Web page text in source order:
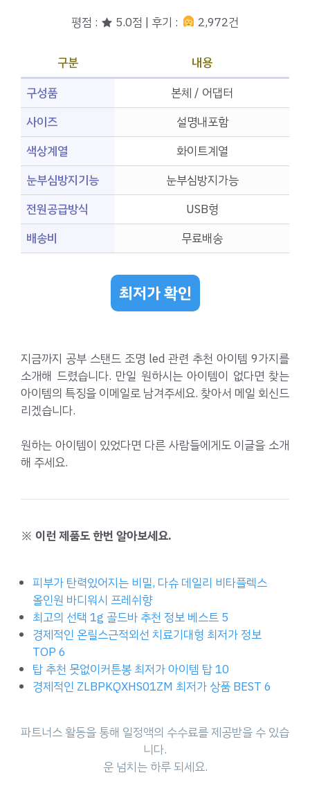
평점 : ★ 5.0점 | 후기 : 2,972건
구분
내용
구성품
본체 / 어댑터
사이즈
설명내포함
색상계열
화이트계열
눈부심방지기능
눈부심방지가능
전원공급방식
USB형
배송비
무료배송
최저가 확인
지금까지 공부 스탠드 조명 led 관련 추천 아이템 9가지를
소개해 드렸습니다. 만일 원하시는 아이템이 없다면 찾는
아이템의 특징을 이메일로 남겨주세요. 찾아서 메일 회신드
리겠습니다.
원하는 아이템이 있었다면 다른 사람들에게도 이글을 소개
해 주세요.
※ 이런 제품도 한번 알아보세요.
피부가 탄력있어지는 비밀, 다슈 데일리 비타플렉스
올인원 바디워시 프레쉬향
최고의 선택 1g 골드바 추천 정보 베스트 5
경제적인 온릴스근적외선 치료기대형 최저가 정보
TOP 6
탑 추천 못없이커튼봉 최저가 아이템 탑 10
경제적인 ZLBPKQXHS01ZM 최저가 상품 BEST 6
파트너스 활동을 통해 일정액의 수수료를 제공받을 수 있습
니다.
운 넘치는 하루 되세요.